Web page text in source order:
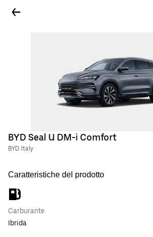
BYD Seal U DM-i Comfort
BYD Italy
Caratteristiche del prodotto
Carburante
Ibrida